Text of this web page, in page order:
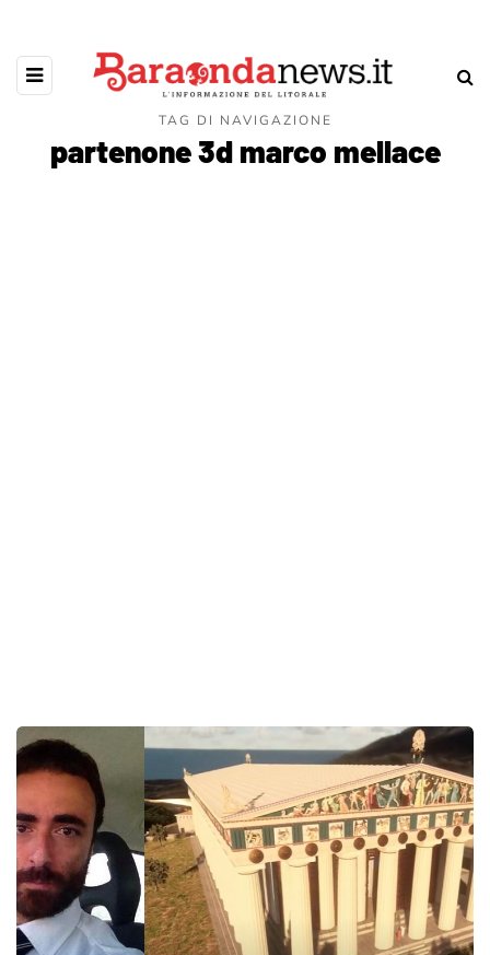
TAG DI NAVIGAZIONE
partenone 3d marco mellace